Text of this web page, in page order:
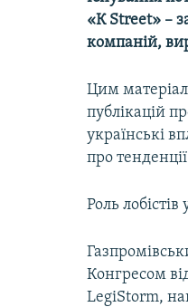
«К Street» –
компаній,
Цим
публікацій
українські
про
Роль
Конгресом
LegiStorm,